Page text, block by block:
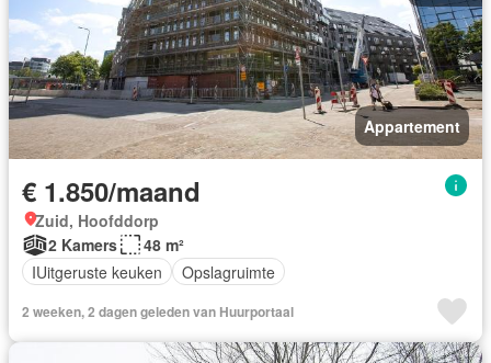
Appartement
€ 1.850/maand
Zuid, Hoofddorp
2 Kamers
48 m²
IUitgeruste keuken
Opslagruimte
2 weeken, 2 dagen geleden van Huurportaal